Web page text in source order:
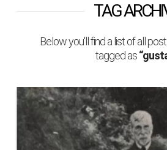
TAG
Below you'll find a list of all
tagged as